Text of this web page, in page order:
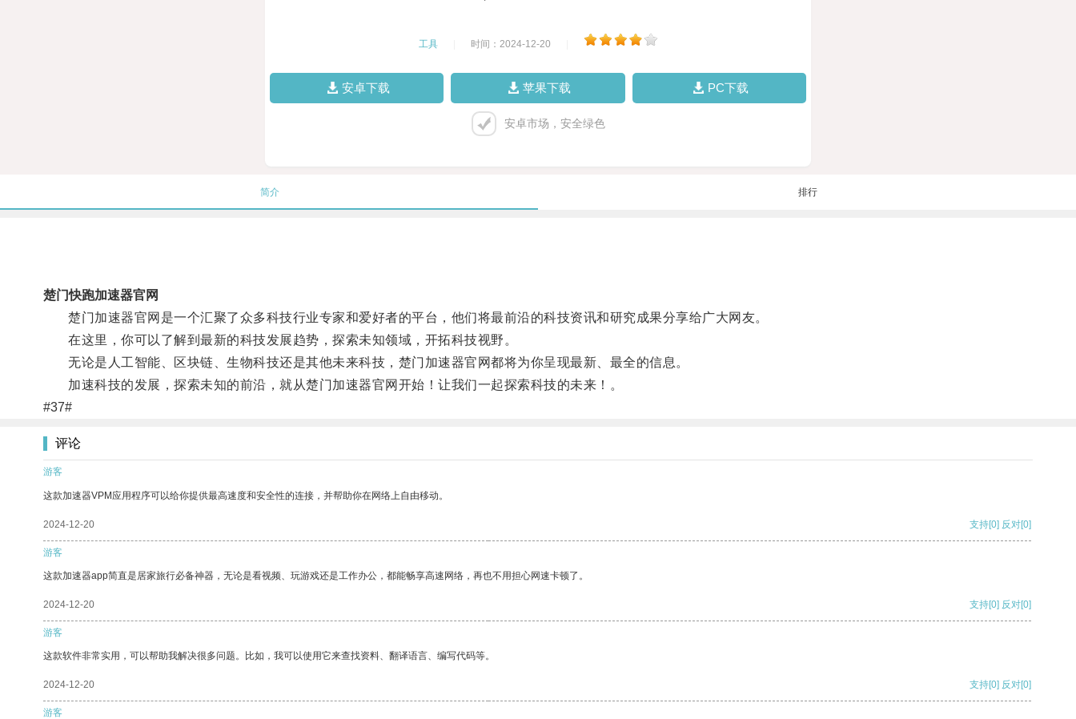
工具 时间：2024-12-20
安卓下载 苹果下载 PC下载
安卓市场，安全绿色
简介 排行
楚门快跑加速器官网
楚门加速器官网是一个汇聚了众多科技行业专家和爱好者的平台，他们将最前沿的科技资讯和研究成果分享给广大网友。
在这里，你可以了解到最新的科技发展趋势，探索未知领域，开拓科技视野。
无论是人工智能、区块链、生物科技还是其他未来科技，楚门加速器官网都将为你呈现最新、最全的信息。
加速科技的发展，探索未知的前沿，就从楚门加速器官网开始！让我们一起探索科技的未来！。
#37#
评论
游客
这款加速器VPM应用程序可以给你提供最高速度和安全性的连接，并帮助你在网络上自由移动。
2024-12-20 支持[0] 反对[0]
游客
这款加速器app简直是居家旅行必备神器，无论是看视频、玩游戏还是工作办公，都能畅享高速网络，再也不用担心网速卡顿了。
2024-12-20 支持[0] 反对[0]
游客
这款软件非常实用，可以帮助我解决很多问题。比如，我可以使用它来查找资料、翻译语言、编写代码等。
2024-12-20 支持[0] 反对[0]
游客